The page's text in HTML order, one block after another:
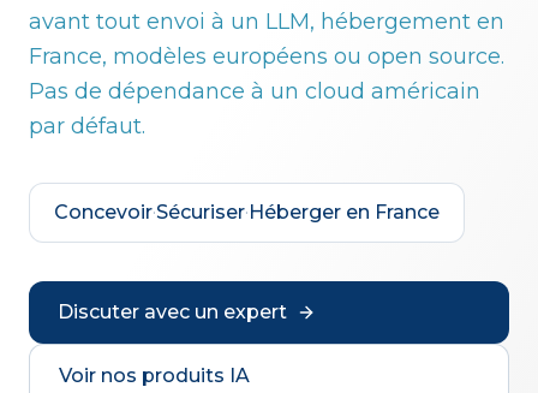
avant tout envoi à un LLM, hébergement en
France, modèles européens ou open source.
Pas de dépendance à un cloud américain
par défaut.
Concevoir·Sécuriser·Héberger en France
Discuter avec un expert
Voir nos produits IA